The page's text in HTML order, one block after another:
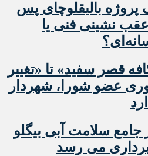
پروژه بالیقلوچای پس
نشینی فنی یا
قصر سفید» تا «تغییر
عضو شورا، شهردار
جامع سلامت آبی بیگلو
برداری می رسد